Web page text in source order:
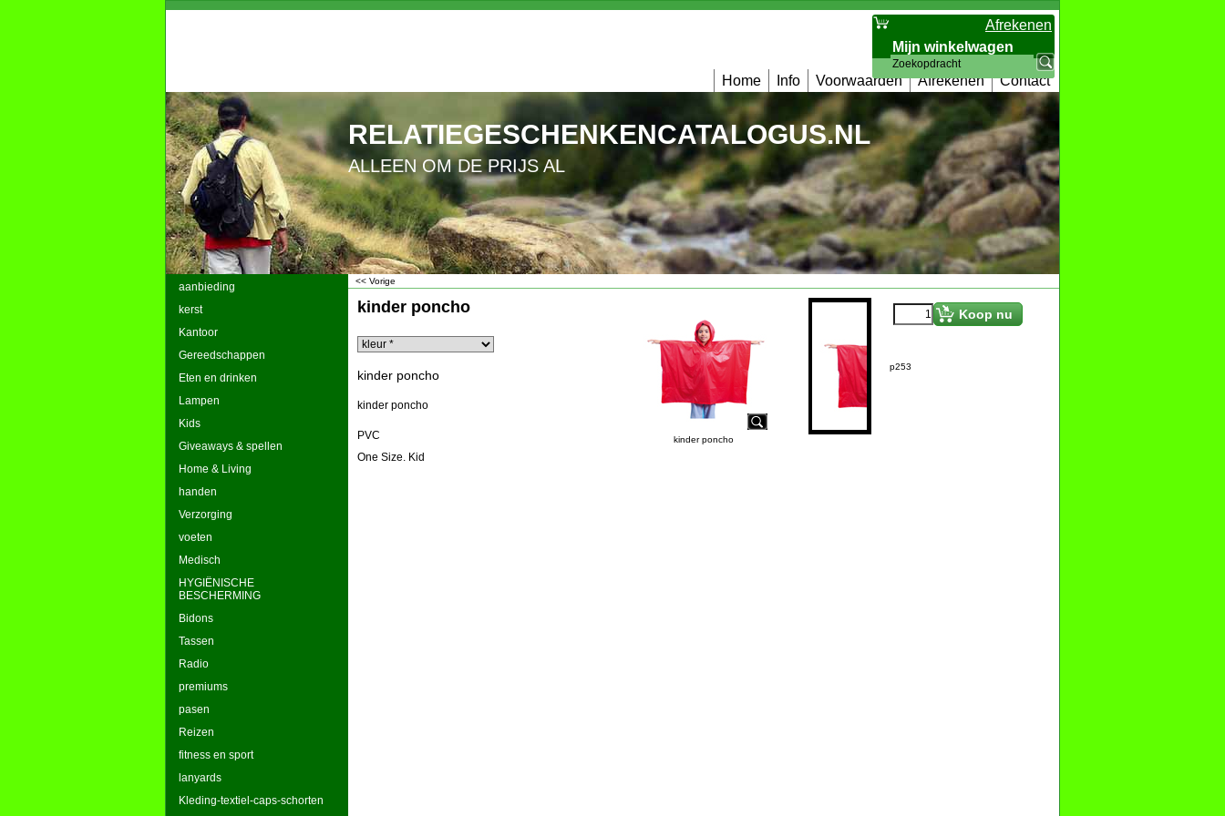
RELATIEGESCHENKENCATALOGUS.NL
ALLEEN OM DE PRIJS AL
Afrekenen
Mijn winkelwagen
Artikelen:0
Home
Info Voorwaarden Afrekenen Contact
aanbieding
kerst
Kantoor
Gereedschappen
Eten en drinken
Lampen
Kids
Giveaways & spellen
Home & Living
handen
Verzorging
voeten
Medisch
HYGIËNISCHE
BESCHERMING
Bidons
Tassen
Radio
premiums
pasen
Reizen
fitness en sport
lanyards
Kleding-textiel-caps-schorten
<< Vorige
€2.59
kinder poncho
kinder poncho
kinder poncho
kinder poncho
PVC
One Size. Kid